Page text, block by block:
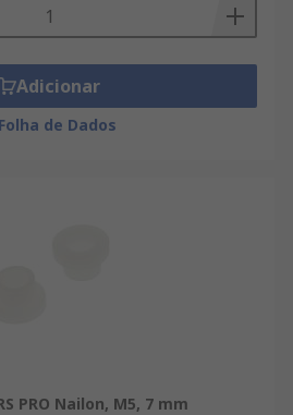
Adicionar
Folha de Dados
PRO Nailon, M5, 7 mm